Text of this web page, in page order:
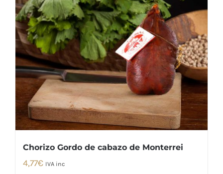
Chorizo Gordo de cabazo de Monterrei
4,77€ IVA inc